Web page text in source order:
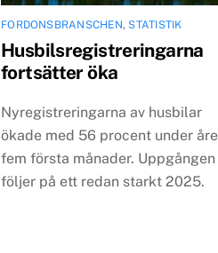
FORDONSBRANSCHEN, STATISTIK
Husbilsregistreringarna
fortsätter öka
Nyregistreringarna av husbilar
ökade med 56 procent under
fem första månader. Uppgången
följer på ett redan starkt 2025.